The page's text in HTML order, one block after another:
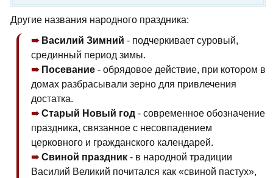
Другие названия народного праздника:
Василий Зимний - подчеркивает суровый,
срединный период зимы.
Посевание - обрядовое действие, при котором в
домах разбрасывали зерно для привлечения
достатка.
Старый Новый год - современное обозначение
праздника, связанное с несовпадением
церковного и гражданского календарей.
Свиной праздник - в народной традиции
Василий Великий почитался как «свиной пастух»,